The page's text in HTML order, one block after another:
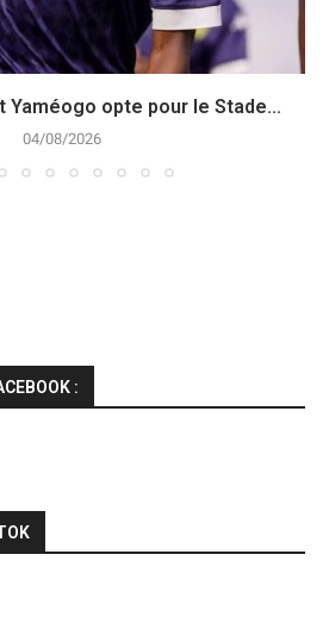
Yaméogo opte pour le Stade...
04/08/2026
: